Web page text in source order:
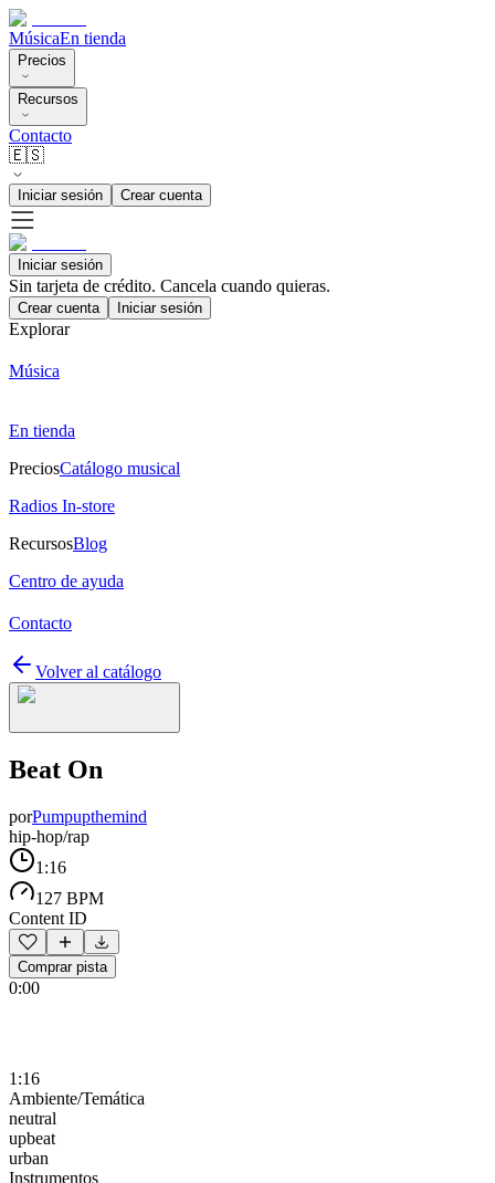
MúsicaEn tienda
Precios
Recursos
Contacto
🇪🇸
Iniciar sesión Crear cuenta
Iniciar sesión
Sin tarjeta de crédito. Cancela cuando quieras.
Crear cuenta Iniciar sesión
Explorar
Música
En tienda
PreciosCatálogo musical
Radios In-store
RecursosBlog
Centro de ayuda
Contacto
Volver al catálogo
Beat On
porPumpupthemind
hip-hop/rap
1:16
127 BPM
Content ID
Comprar pista
0:00
1:16
Ambiente/Temática
neutral
upbeat
urban
Instrumentos